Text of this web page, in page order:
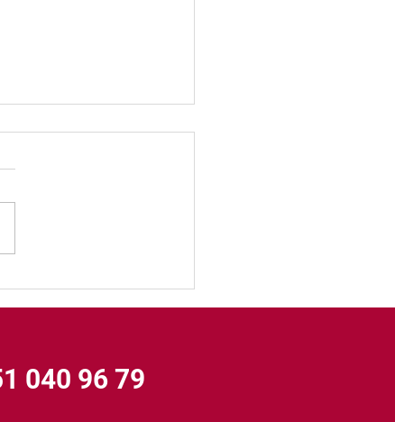
040 96 79